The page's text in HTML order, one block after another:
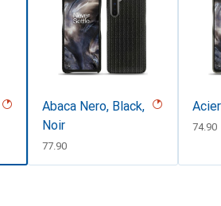
Abaca Nero, Black,
Noir
CHF
77.90
CHF
74.90